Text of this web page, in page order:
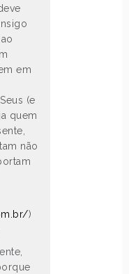
em
(e
quem
não
)